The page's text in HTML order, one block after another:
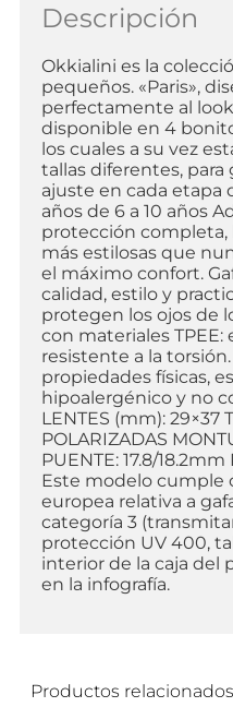
Descripción
Okkialini es la
pequeños. «Paris»,
perfectamente al
disponible en 4
los cuales a su vez
tallas diferentes, para
ajuste en cada etapa
años de 6 a 10 años
protección completa,
más estilosas que
el máximo confort.
calidad, estilo y
protegen los ojos de
con materiales TPEE:
resistente a la
propiedades físicas,
hipoalergénico y no
LENTES (mm): 29×37
POLARIZADAS
PUENTE: 17.8/18.2mm
Este modelo cumple
europea relativa a
categoría 3
protección UV 400,
interior de la caja del
en la infografía.
Productos relacionados